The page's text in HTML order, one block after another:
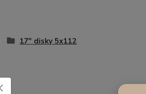
17" disky 5x112